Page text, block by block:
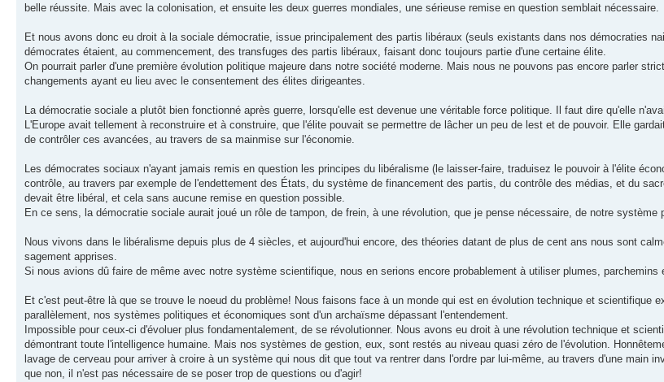
belle réussite. Mais avec la colonisation, et ensuite les deux guerres mondiales, une sérieuse remise en question semblait nécessaire.
Et nous avons donc eu droit à la sociale démocratie, issue principalement des partis libéraux (seuls existants dans nos démocraties
démocrates étaient, au commencement, des transfuges des partis libéraux, faisant donc toujours partie d'une certaine élite.
On pourrait parler d'une première évolution politique majeure dans notre société moderne. Mais nous ne pouvons pas encore parler
changements ayant eu lieu avec le consentement des élites dirigeantes.
La démocratie sociale a plutôt bien fonctionné après guerre, lorsqu'elle est devenue une véritable force politique. Il faut dire qu'elle
L'Europe avait tellement à reconstruire et à construire, que l'élite pouvait se permettre de lâcher un peu de lest et de pouvoir. Elle
de contrôler ces avancées, au travers de sa mainmise sur l'économie.
Les démocrates sociaux n'ayant jamais remis en question les principes du libéralisme (le laisser-faire, traduisez le pouvoir à l'élite
contrôle, au travers par exemple de l'endettement des États, du système de financement des partis, du contrôle des médias, et du
devait être libéral, et cela sans aucune remise en question possible.
En ce sens, la démocratie sociale aurait joué un rôle de tampon, de frein, à une révolution, que je pense nécessaire, de notre système
Nous vivons dans le libéralisme depuis plus de 4 siècles, et aujourd'hui encore, des théories datant de plus de cent ans nous sont
sagement apprises.
Si nous avions dû faire de même avec notre système scientifique, nous en serions encore probablement à utiliser plumes, parchemins
Et c'est peut-être là que se trouve le noeud du problème! Nous faisons face à un monde qui est en évolution technique et scientifique
parallèlement, nos systèmes politiques et économiques sont d'un archaïsme dépassant l'entendement.
Impossible pour ceux-ci d'évoluer plus fondamentalement, de se révolutionner. Nous avons eu droit à une révolution technique et
démontrant toute l'intelligence humaine. Mais nos systèmes de gestion, eux, sont restés au niveau quasi zéro de l'évolution.
lavage de cerveau pour arriver à croire à un système qui nous dit que tout va rentrer dans l'ordre par lui-même, au travers d'une main
que non, il n'est pas nécessaire de se poser trop de questions ou d'agir!